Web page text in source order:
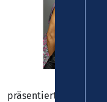
präsentiert von Fischer